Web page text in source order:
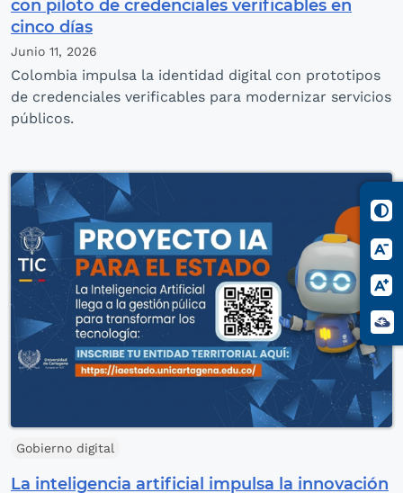
con piloto de credenciales verificables en
cinco días
Junio 11, 2026
Colombia impulsa la identidad digital con prototipos
de credenciales verificables para modernizar servicios
públicos.
Gobierno digital
La inteligencia artificial impulsa la innovación